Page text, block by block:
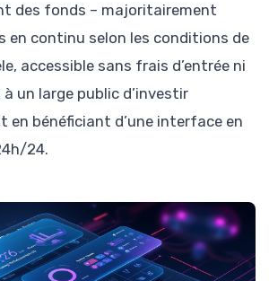
des fonds – majoritairement
en continu selon les conditions de
accessible sans frais d’entrée ni
un large public d’investir
en bénéficiant d’une interface en
24.